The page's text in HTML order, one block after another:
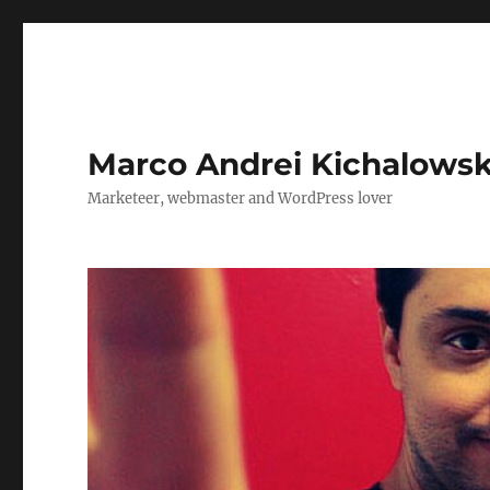
Marco Andrei
Marketeer, webmaster and WordPress lover